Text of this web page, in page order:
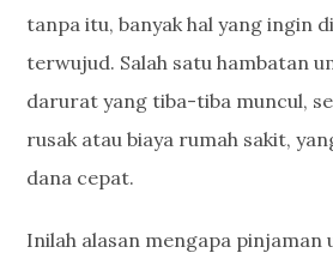
tanpa itu, banyak hal yang ingin
terwujud. Salah satu hambatan
darurat yang tiba-tiba muncul,
rusak atau biaya rumah sakit,
dana cepat.
Inilah alasan mengapa pinjaman